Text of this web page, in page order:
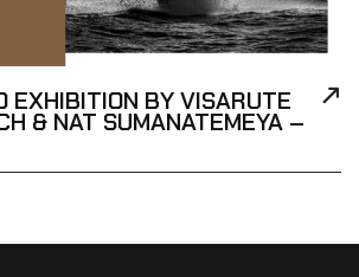
EXHIBITION BY VISARUTE
& NAT SUMANATEMEYA –